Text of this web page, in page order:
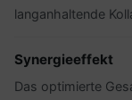
langanhaltende
Synergieeffekt
Das optimierte